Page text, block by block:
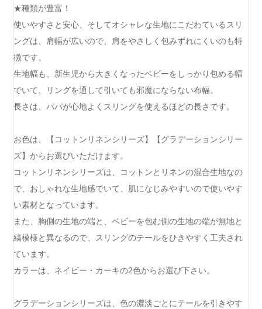
★種類が豊富！
使いやすさと安心、そしてオシャレな生地にこだわているスリ
ングは、肩幅が広いので、肩をやさしく包みずれにくいのも特
徴です。
生地幅も、新生児から大きくなったベビーをしっかり包める幅
でいて、リングを通して引いても邪魔にならない布幅。
長さは、パパが心地よくスリングを使えるほどの長さです。
お色は、【コットンリネンシリーズ】【グラデーションシリー
ズ】からお選びいただけます。
コットンリネンシリーズは、コットンとリネンの混合生地なの
で、おしゃれな生地感でいて、肌になじみやすいので使いやす
い素材となっています。
また、胸側の生地の端と、ベビーを包む側の生地の端が無地と
縞模様と異なるので、スリングのテールをひきやすく工夫され
ています。
カラーは、ネイビー・カーキの2色からお選び下さい。
グラデーションシリーズは、色の濃淡ごとにテールを引きやす